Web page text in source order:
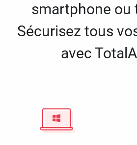
smartphone ou
Sécurisez tous
avec